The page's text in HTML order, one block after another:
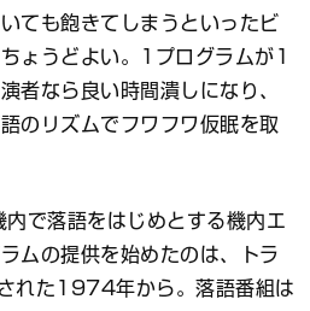
ても飽きてしまうといったビ
ょうどよい。1プログラムが1
者なら良い時間潰しになり、
のリズムでフワフワ仮眠を取
で落語をはじめとする機内エ
ムの提供を始めたのは、トラ
れた1974年から。落語番組は